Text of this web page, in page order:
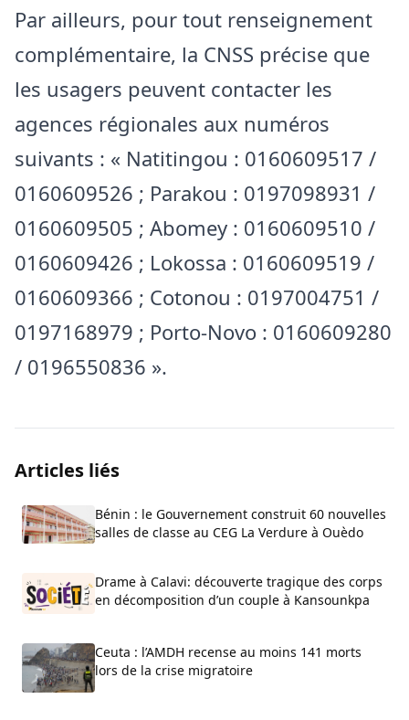
Par ailleurs, pour tout renseignement
complémentaire, la CNSS précise que
les usagers peuvent contacter les
agences régionales aux numéros
suivants : « Natitingou : 0160609517 /
0160609526 ; Parakou : 0197098931 /
0160609505 ; Abomey : 0160609510 /
0160609426 ; Lokossa : 0160609519 /
0160609366 ; Cotonou : 0197004751 /
0197168979 ; Porto-Novo : 0160609280
/ 0196550836 ».
Articles liés
Bénin : le Gouvernement construit 60 nouvelles
salles de classe au CEG La Verdure à Ouèdo
Drame à Calavi: découverte tragique des corps
en décomposition d’un couple à Kansounkpa
Ceuta : l’AMDH recense au moins 141 morts
lors de la crise migratoire